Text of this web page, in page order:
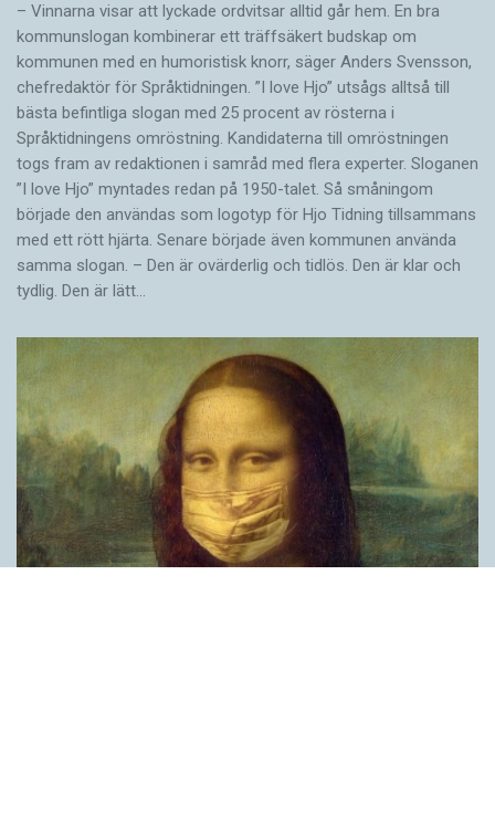
– Vinnarna visar att lyckade ordvitsar alltid går hem. En bra
kommunslogan kombinerar ett träffsäkert budskap om
kommunen med en humoristisk knorr, säger Anders Svensson,
chefredaktör för Språktidningen. ”I love Hjo” utsågs alltså till
bästa befintliga slogan med 25 procent av rösterna i
Språktidningens omröstning. Kandidaterna till omröstningen
togs fram av redaktionen i samråd med flera experter. Sloganen
”I love Hjo” myntades redan på 1950-talet. Så småningom
började den användas som logotyp för Hjo Tidning tillsammans
med ett rött hjärta. Senare började även kommunen använda
samma slogan. – Den är ovärderlig och tidlös. Den är klar och
tydlig. Den är lätt…